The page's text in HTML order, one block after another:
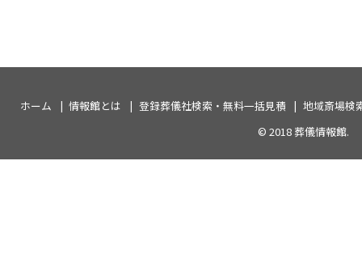
ホーム 情報館とは 登録葬儀社検索・無料一括見積
地域斎場検
© 2018葬儀情報館.